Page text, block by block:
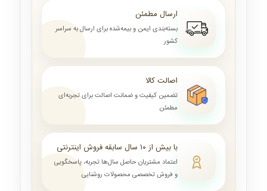
ارسال مطمئن
بسته‌بندی ایمن و بیمه‌شده برای ارسال به سراسر
کشور
اصالت کالا
تضمین کیفیت و ضمانت اصالت برای تجربه‌ای
مطمئن
با بیش از ۱۰ سال سابقه فروش اینترنتی
اعتماد مشتریان حاصل سال‌ها تجربه، پاسخگویی
و فروش تخصصی محصولات روشنایی